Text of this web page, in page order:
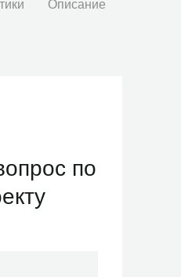
Описание
по